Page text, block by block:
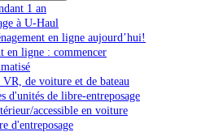
1 an
à U-Haul
en ligne aujourd’hui!
en ligne : commencer
VR, de voiture et de bateau
d'unités de libre-entreposage
accessible en voiture
d'entreposage